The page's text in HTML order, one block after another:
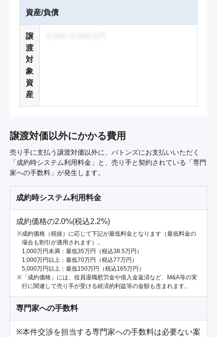
資産/負債
譲
渡
対
象
資
産
譲渡対価以外にかかる費用
売り手に支払う譲渡対価以外に、バトンズにお支払いいただく
「成約時システム利用料金」と、売り手と契約されている「専門
家への手数料」が発生します。
成約時システム利用料金
成約価格の2.0%(税込2.2%)
成約価格（税抜）に応じて下記が最低料金となります（最低料金の
場合も割引が適用されます）。
1,000万円未満：最低35万円（税込38.5万円）
1,000万円以上：最低70万円（税込77万円）
5,000万円以上：最低150万円（税込165万円）
「成約価格」には、役員退職慰労金や借入金返済など、M&A等の実
行に関連して売り手が受ける経済的利益等の金額も含まれます。
専門家への手数料
※本件交渉を担当する専門家への手数料は必要ない案